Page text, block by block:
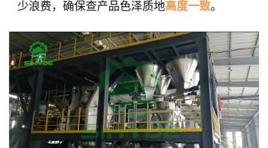
少浪费，确保查产品色泽质地高度一致。